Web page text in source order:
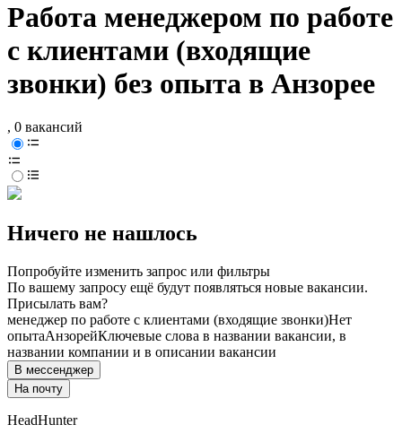
Работа менеджером по работе
с клиентами (входящие
звонки) без опыта в Анзорее
, 0 вакансий
Ничего не нашлось
Попробуйте изменить запрос или фильтры
По вашему запросу ещё будут появляться новые вакансии.
Присылать вам?
менеджер по работе с клиентами (входящие звонки)Нет
опытаАнзорейКлючевые слова в названии вакансии, в
названии компании и в описании вакансии
В мессенджер
На почту
HeadHunter